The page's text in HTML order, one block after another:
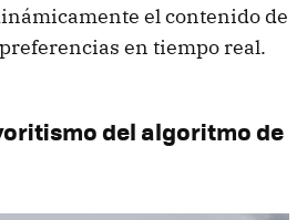
el contenido de
en tiempo real.
del algoritmo de